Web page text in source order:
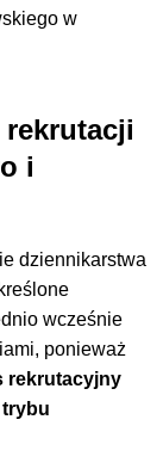
w
rekrutacji
i
dziennikarstwa
wcześnie
ponieważ
rekrutacyjny